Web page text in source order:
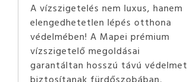
A vízszigetelés nem luxus, hanem
elengedhetetlen lépés otthona
védelmében! A Mapei prémium
vízszigetelő megoldásai
garantáltan hosszú távú védelmet
biztosítanak fürdőszobában,